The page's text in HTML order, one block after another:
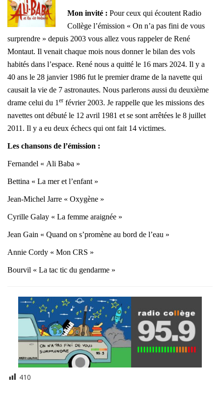
Mon invité : Pour ceux qui écoutent Radio
Collège l’émission « On n’a pas fini de vous
surprendre » depuis 2003 vous allez vous rappeler de René
Montaut. Il venait chaque mois nous donner le bilan des vols
habités dans l’espace. René nous a quitté le 16 mars 2024. Il y a
40 ans le 28 janvier 1986 fut le premier drame de la navette qui
causait la vie de 7 astronautes. Nous parlerons aussi du deuxième
drame celui du 1 er février 2003. Je rappelle que les missions des
navettes ont débuté le 12 avril 1981 et se sont arrêtées le 8 juillet
2011. Il y a eu deux échecs qui ont fait 14 victimes.
Les chansons de l’émission :
Fernandel « Ali Baba »
Bettina « La mer et l’enfant »
Jean-Michel Jarre « Oxygène »
Cyrille Galay « La femme araignée »
Jean Gain « Quand on s’promène au bord de l’eau »
Annie Cordy « Mon CRS »
Bourvil « La tac tic du gendarme »
410